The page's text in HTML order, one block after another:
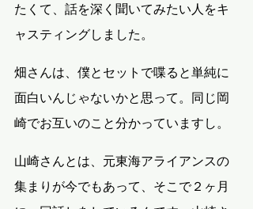
たくて、話を深く聞いてみたい人をキ
ャスティングしました。
畑さんは、僕とセットで喋ると単純に
面白いんじゃないかと思って。同じ岡
崎でお互いのこと分かっていますし。
山崎さんとは、元東海アライアンスの
集まりが今でもあって、そこで２ヶ月